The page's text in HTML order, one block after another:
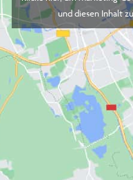
2025 Steiner
und diesen Inhalt